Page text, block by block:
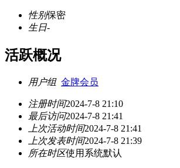
性别保密
生日-
活跃概况
用户组 金牌会员
注册时间2024-7-8 21:10
最后访问2024-7-8 21:41
上次活动时间2024-7-8 21:41
上次发表时间2024-7-8 21:39
所在时区使用系统默认